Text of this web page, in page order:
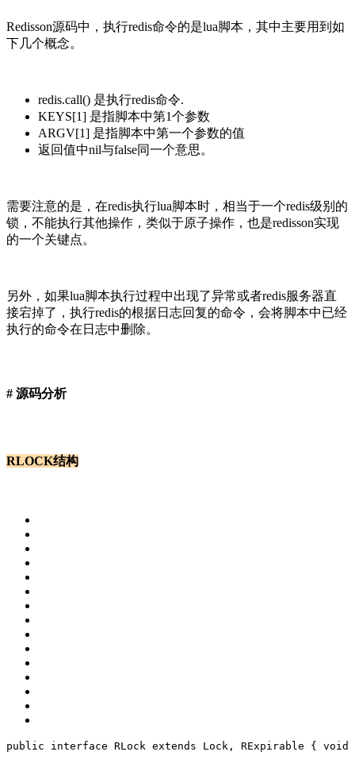
Redisson源码中，执行redis命令的是lua脚本，其中主要用到如
下几个概念。
redis.call() 是执行redis命令.
KEYS[1] 是指脚本中第1个参数
ARGV[1] 是指脚本中第一个参数的值
返回值中nil与false同一个意思。
需要注意的是，在redis执行lua脚本时，相当于一个redis级别的
锁，不能执行其他操作，类似于原子操作，也是redisson实现
的一个关键点。
另外，如果lua脚本执行过程中出现了异常或者redis服务器直
接宕掉了，执行redis的根据日志回复的命令，会将脚本中已经
执行的命令在日志中删除。
# 源码分析
RLOCK结构
public interface RLock extends Lock , RExpirable { void